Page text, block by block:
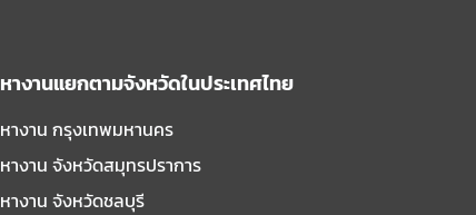
หางานแยกตามจังหวัดในประเทศไทย
หางาน กรุงเทพมหานคร
หางาน จังหวัดสมุทรปราการ
หางาน จังหวัดชลบุรี